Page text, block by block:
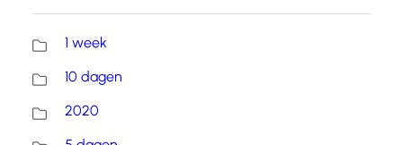
1 week
10 dagen
2020